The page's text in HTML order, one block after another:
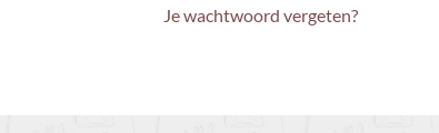
Je wachtwoord vergeten?